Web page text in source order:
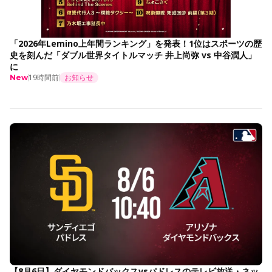
「2026年Lemino上年間ランキング」を発表！1位はスポーツの歴
史を刻んだ「ダブル世界タイトルマッチ 井上尚弥 vs 中谷潤人」
に
New19時間前 お知らせ